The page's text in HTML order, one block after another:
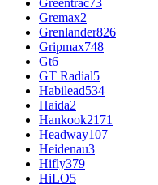
Greentrac73
Gremax2
Grenlander826
Gripmax748
Gt6
GT Radial5
Habilead534
Haida2
Hankook2171
Headway107
Heidenau3
Hifly379
HiLO5